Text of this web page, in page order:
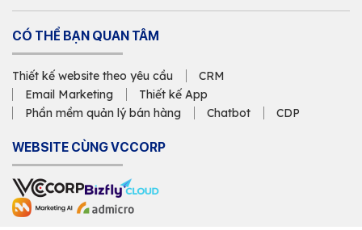
CÓ THỂ BẠN QUAN TÂM
Thiết kế website theo yêu cầu
CRM
Email Marketing
Thiết kế App
Phần mềm quản lý bán hàng
Chatbot CDP
WEBSITE CÙNG VCCORP